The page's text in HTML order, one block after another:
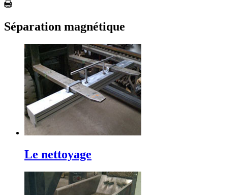
Séparation magnétique
Le nettoyage